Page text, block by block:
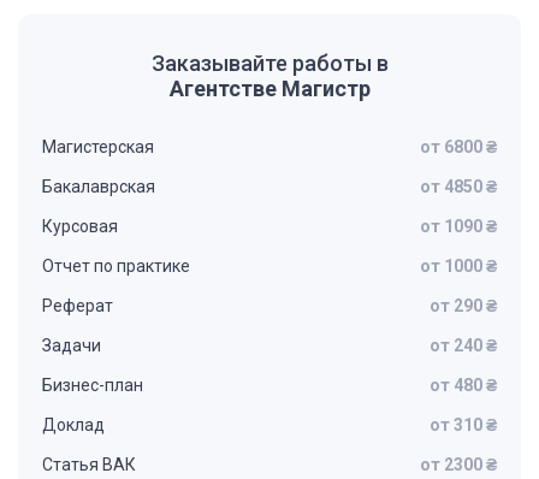
Заказывайте работы в
Агентстве Магистр
Магистерская от 6800 ₴
Бакалаврская от 4850 ₴
Курсовая от 1090 ₴
Отчет по практике от 1000 ₴
Реферат от 290 ₴
Задачи от 240 ₴
Бизнес-план от 480 ₴
Доклад от 310 ₴
Статья ВАК от 2300 ₴